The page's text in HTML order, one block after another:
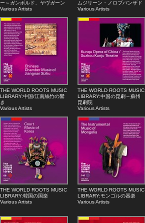
ー～ガンボルド、ヤヴガーン
Various Artists
ムジリーン・ノロブバンザド
Various Artists
THE WORLD ROOTS MUSIC
LIBRARY:中国/江南絲竹の響
き
Various Artists
THE WORLD ROOTS MUSIC
LIBRARY:中国の昆劇～蘇州
昆劇院
Various Artists
THE WORLD ROOTS MUSIC
LIBRARY:韓国の国楽
Various Artists
THE WORLD ROOTS MUSIC
LIBRARY:モンゴルの器楽
Various Artists